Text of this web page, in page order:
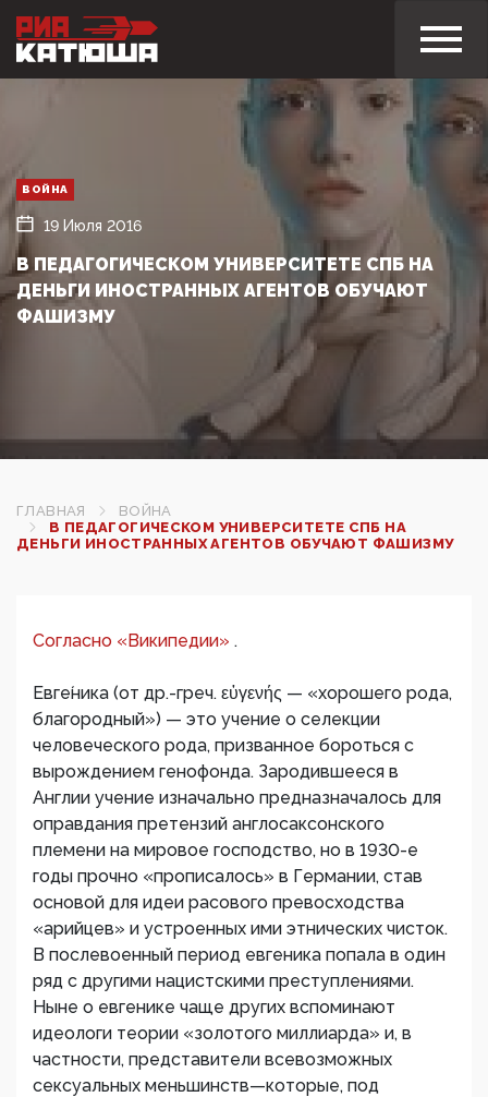
ВОЙНА
19 Июля 2016
В ПЕДАГОГИЧЕСКОМ УНИВЕРСИТЕТЕ СПБ НА
ДЕНЬГИ ИНОСТРАННЫХ АГЕНТОВ ОБУЧАЮТ
ФАШИЗМУ
ГЛАВНАЯ
ВОЙНА
В ПЕДАГОГИЧЕСКОМ УНИВЕРСИТЕТЕ СПБ НА
ДЕНЬГИ ИНОСТРАННЫХ АГЕНТОВ ОБУЧАЮТ ФАШИЗМУ
Согласно «Википедии» .
Евге́ника (от др.-греч. εὐγενής — «хорошего рода,
благородный») — это учение о селекции
человеческого рода, призванное бороться с
вырождением генофонда. Зародившееся в
Англии учение изначально предназначалось для
оправдания претензий англосаксонского
племени на мировое господство, но в 1930-е
годы прочно «прописалось» в Германии, став
основой для идеи расового превосходства
«арийцев» и устроенных ими этнических чисток.
В послевоенный период евгеника попала в один
ряд с другими нацистскими преступлениями.
Ныне о евгенике чаще других вспоминают
идеологи теории «золотого миллиарда» и, в
частности, представители всевозможных
сексуальных меньшинств—которые, под